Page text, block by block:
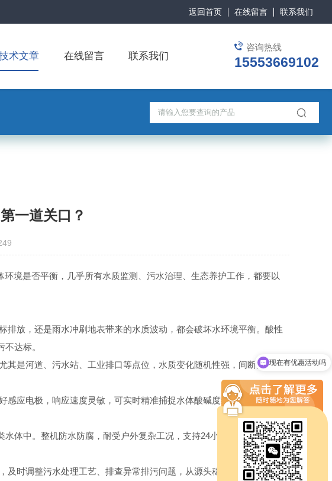
返回首页 在线留言 联系我们
咨询热线
15553669102
术文章 在线留言 联系我们
现在有优惠活动吗
一道关口？
境是否平衡，几乎所有水质监测、污水治理、生态养护工作，都要以
放，还是雨水冲刷地表带来的水质波动，都会破坏水环境平衡。酸性
达标。
是河道、污水站、工业排口等点位，水质变化随机性强，间断性检测
应电极，响应速度灵敏，可实时精准捕捉水体酸碱度细微变化，有效
体中。整机防水防腐，耐受户外复杂工况，支持24小时全天候在线监
时调整污水处理工艺、排查异常排污问题，从源头稳住水质基础指